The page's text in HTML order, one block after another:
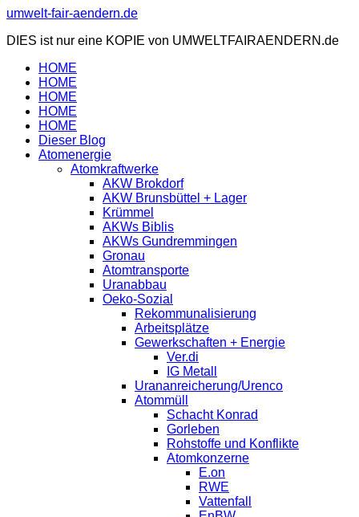
Zum
springen
umwelt-fair-aendern.de
DIES ist nur eine KOPIE von UMWELTFAIRAENDERN.de
HOME
HOME
HOME
HOME
HOME
Dieser Blog
Atomenergie
Atomkraftwerke
AKW Brokdorf
AKW Brunsbüttel + Lager
Krümmel
AKWs Biblis
AKWs Gundremmingen
Gronau
Atomtransporte
Uranabbau
Oeko-Sozial
Rekommunalisierung
Arbeitsplätze
Gewerkschaften + Energie
Ver.di
IG Metall
Urananreicherung/Urenco
Atommüll
Schacht Konrad
Gorleben
Rohstoffe und Konflikte
Atomkonzerne
E.on
RWE
Vattenfall